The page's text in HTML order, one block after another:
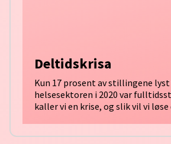
Deltidskrisa
Kun 17 prosent av stillingene
helsesektoren i 2020 var
kaller vi en krise, og slik vil vi løse